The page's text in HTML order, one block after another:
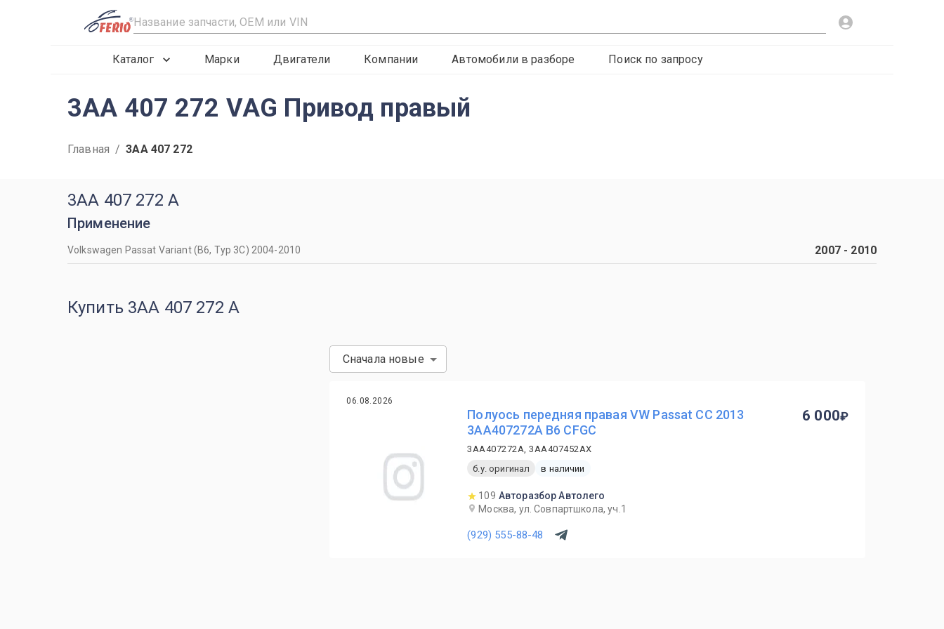
R
Каталог Марки Двигатели Компании Автомобили в разборе Поиск по запросу
3AA 407 272 VAG Привод правый
Главная / 3AA 407 272
3AA 407 272 A
Применение
Volkswagen Passat Variant (B6, Typ 3C) 2004-2010 2007- 2010
Купить 3AA 407 272 A
Сначала новые
06.08.2026
Полуось передняя правая VW Passat CC 2013
3AA407272A B6 CFGC
3AA407272A, 3AA407452AX
б.у. оригинал
в наличии
109 Авторазбор Автолего
Москва, ул. Совпартшкола, уч.1
(929) 555-88-48
6 000